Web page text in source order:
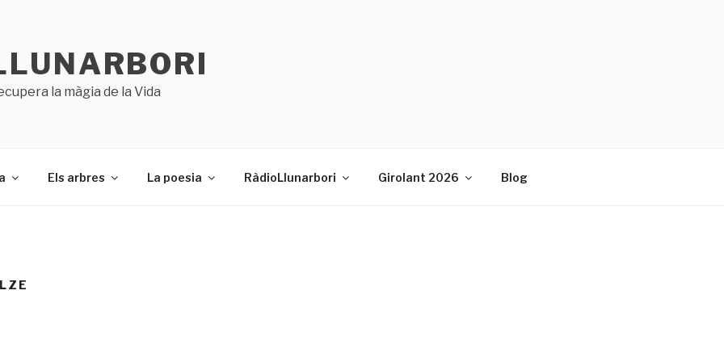
la màgia de la Vida
Els arbres La poesia RàdioLlunarbori Girolant 2026 Blog